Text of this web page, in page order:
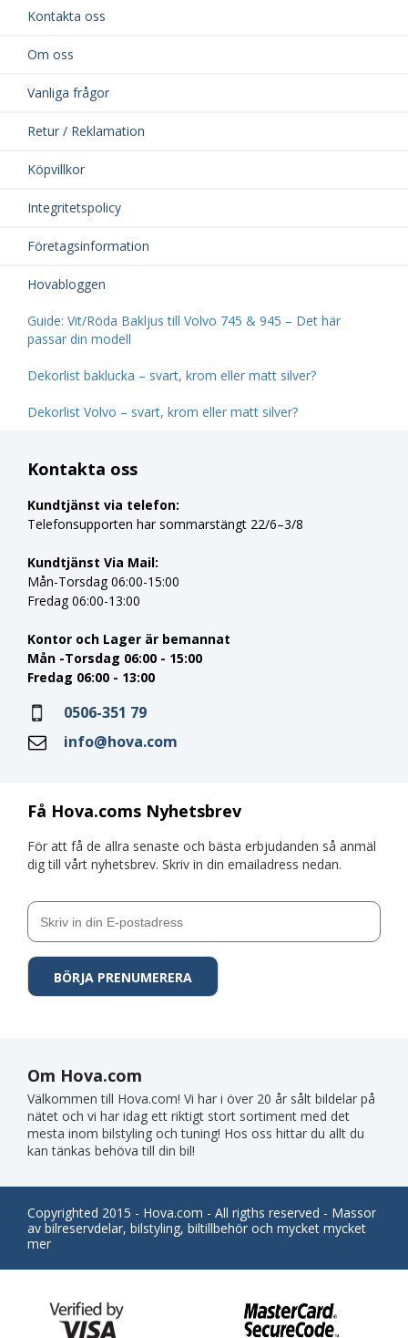
Kontakta oss
Om oss
Vanliga frågor
Retur / Reklamation
Köpvillkor
Integritetspolicy
Företagsinformation
Hovabloggen
Guide: Vit/Röda Bakljus till Volvo 745 & 945 – Det här
passar din modell
Dekorlist baklucka – svart, krom eller matt silver?
Dekorlist Volvo – svart, krom eller matt silver?
Få Hova.coms Nyhetsbrev
För att få de allra senaste och bästa erbjudanden så anmäl
dig till vårt nyhetsbrev. Skriv in din emailadress nedan.
Kontakta oss
Kundtjänst via telefon:
Telefonsupporten har sommarstängt 22/6–3/8
Kundtjänst Via Mail:
Mån-Torsdag 06:00-15:00
Fredag 06:00-13:00
Kontor och Lager är bemannat
Mån -Torsdag 06:00 - 15:00
Fredag 06:00 - 13:00
0506-351 79
info@hova.com
Om Hova.com
Välkommen till Hova.com! Vi har i över 20 år sålt bildelar på
nätet och vi har idag ett riktigt stort sortiment med det
mesta inom bilstyling och tuning! Hos oss hittar du allt du
kan tänkas behöva till din bil!
Copyrighted 2015 - Hova.com - All rigths reserved - Massor
av bilreservdelar, bilstyling, biltillbehör och mycket mycket
mer